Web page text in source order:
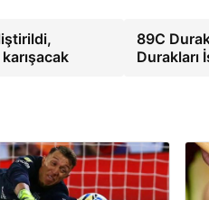
89C
Durakları